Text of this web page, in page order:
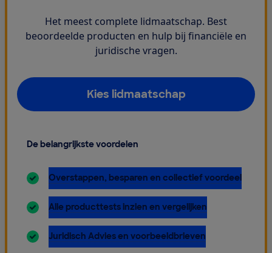
Het meest complete lidmaatschap. Best
beoordeelde producten en hulp bij financiële en
juridische vragen.
Kies lidmaatschap
De belangrijkste voordelen
inbegrepen:
Overstappen, besparen en collectief voordeel
inbegrepen:
Alle producttests inzien en vergelijken
inbegrepen:
Juridisch Advies en voorbeeldbrieven